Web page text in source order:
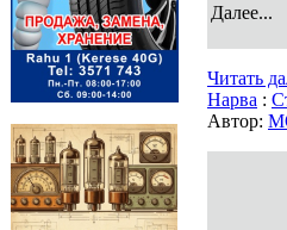
Далее...
Читать
Нарва :
Автор: